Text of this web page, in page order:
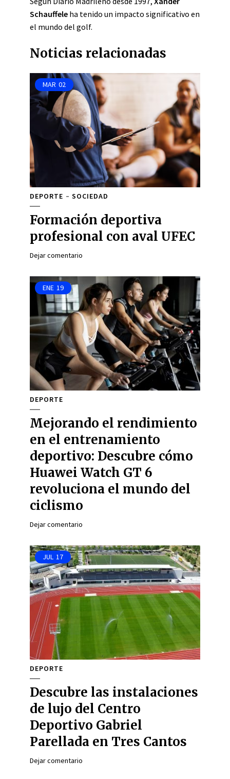
Schauffele ha tenido un impacto significativo en
el mundo del golf.
Noticias relacionadas
MAR 02
DEPORTE SOCIEDAD
Formación deportiva
profesional con aval UFEC
Dejar comentario
ENE 19
DEPORTE
Mejorando el rendimiento
en el entrenamiento
deportivo: Descubre cómo
Huawei Watch GT 6
revoluciona el mundo del
ciclismo
Dejar comentario
JUL 17
DEPORTE
Descubre las instalaciones
de lujo del Centro
Deportivo Gabriel
Parellada en Tres Cantos
Dejar comentario